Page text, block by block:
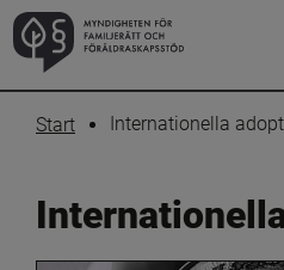
Start Internationella